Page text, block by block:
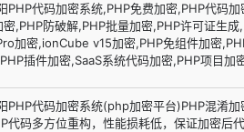
PHP代码加密系统,PHP免费加密,PHP代码
密,PHP防破解,PHP批量加密,PHP许可证生
加密,ionCube v15加密,PHP免组件加密
插件加密,SaaS系统代码加密,PHP项目
PHP代码加密系统(php加密平台)PHP混淆
代码多方位重构，性能损耗低，保证加密后